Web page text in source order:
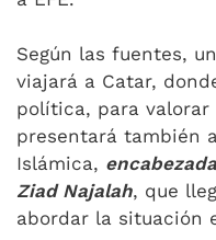
Según las fuentes,
viajará a Catar,
política, para valorar
presentará también
Islámica,
Ziad Najalah, que
abordar la situación